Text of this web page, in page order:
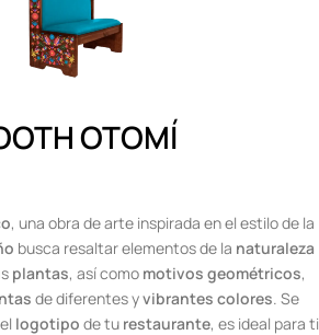
OTOMÍ
, una obra de arte inspirada en el estilo de la
busca resaltar elementos de la naturaleza
plantas, así como motivos geométricos,
de diferentes yvibrantes colores . Se
logotipo de tu restaurante, es ideal para ti